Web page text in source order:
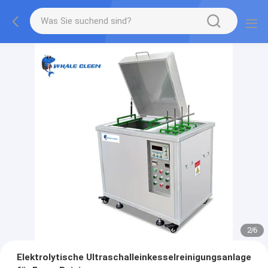
2/6
Elektrolytische Ultraschalleinkesselreinigungsanlage